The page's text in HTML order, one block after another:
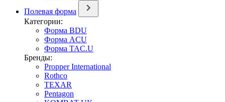
Полевая форма
Категории:
Форма BDU
Форма ACU
Форма TAC.U
Бренды:
Propper International
Rothco
TEXAR
Pentagon